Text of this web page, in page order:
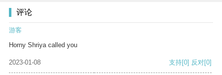
评论
游客
Horny Shriya called you
2023-01-08 支持[0] 反对[0]